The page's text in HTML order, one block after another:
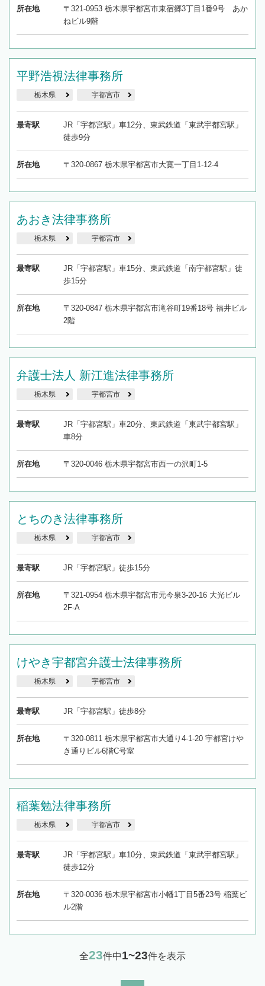
所在地
〒321-0953 栃木県宇都宮市東宿郷3丁目1番9号 あか
ねビル9階
平野浩視法律事務所
栃木県 宇都宮市
最寄駅
JR「宇都宮駅」車12分、東武鉄道「東武宇都宮駅」
徒歩9分
所在地 〒320-0867 栃木県宇都宮市大寛一丁目1-12-4
あおき法律事務所
栃木県 宇都宮市
最寄駅
JR「宇都宮駅」車15分、東武鉄道「南宇都宮駅」徒
歩15分
所在地
〒320-0847 栃木県宇都宮市滝谷町19番18号 福井ビル
2階
弁護士法人 新江進法律事務所
栃木県 宇都宮市
最寄駅
JR「宇都宮駅」車20分、東武鉄道「東武宇都宮駅」
車8分
所在地 〒320-0046 栃木県宇都宮市西一の沢町1-5
とちのき法律事務所
栃木県 宇都宮市
最寄駅 JR「宇都宮駅」徒歩15分
所在地
〒321-0954 栃木県宇都宮市元今泉3-20-16 大光ビル
2F-A
けやき宇都宮弁護士法律事務所
栃木県 宇都宮市
最寄駅 JR「宇都宮駅」徒歩8分
所在地
〒320-0811 栃木県宇都宮市大通り4-1-20 宇都宮けや
き通りビル6階C号室
稲葉勉法律事務所
栃木県 宇都宮市
最寄駅
JR「宇都宮駅」車10分、東武鉄道「東武宇都宮駅」
徒歩12分
所在地
〒320-0036 栃木県宇都宮市小幡1丁目5番23号 稲葉ビ
ル2階
全23件中1~23件を表示